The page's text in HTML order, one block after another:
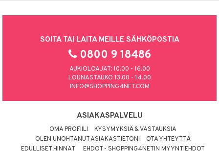
SOITA TAI LAITA MEILLE SÄHKÖPOSTIA
0800 9 18486
AUKIOLOAJAT: 10.00 - 16.00
LOUNASTAUKO 13.00 - 14.00
INFO@SHOPPING4NET.COM
ASIAKASPALVELU
OMA PROFIILI
KYSYMYKSIÄ & VASTAUKSIA
OLEN UNOHTANUT ASIAKASTIETONI
OTA YHTEYTTÄ
EDULLISET HINNAT
EHDOT - SHOPPING4NETIN MYYNTIEHDOT